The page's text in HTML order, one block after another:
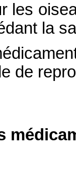
les
la
de